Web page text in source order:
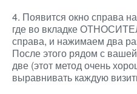
4. Появится окно справа
где во вкладке
справа, и нажимаем два
После этого рядом с
две (этот метод очень
выравнивать каждую